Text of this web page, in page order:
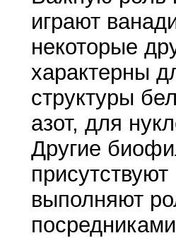
играют
некоторые
характерны
структуры
азот, для
Другие
выполняют